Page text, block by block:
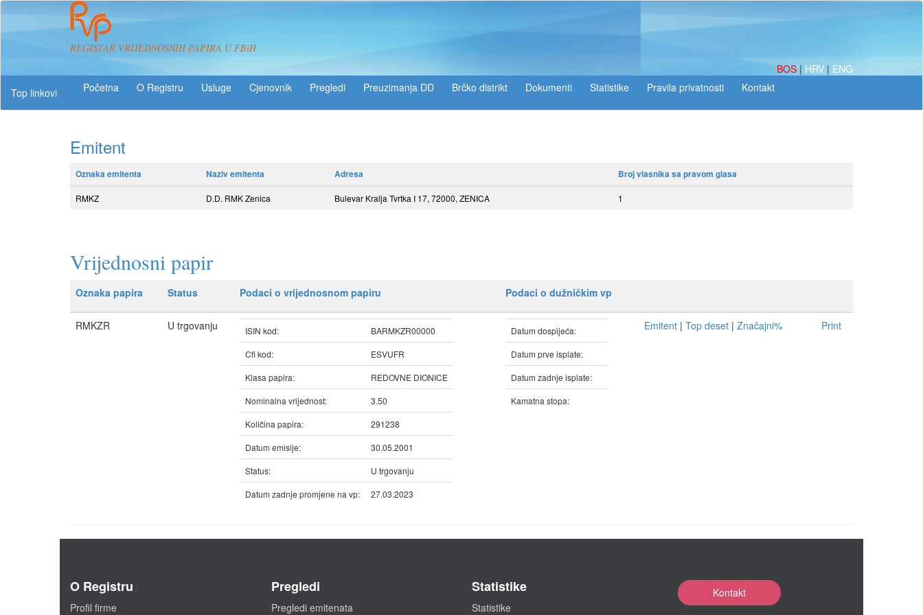
REGISTAR VRIJEDNOSNIH PAPIRA U FBiH
BOS | HRV | ENG
Top linkovi
O Registru Usluge Pregledi Preuzimanja DD Brčko distrikt Dokumenti Statistike
Emitent
Oznaka emitenta Naziv emitenta Adresa Broj vlasnika sa pravom glasa
RMKZ D.D. RMK Zenica Bulevar Kralja Tvrtka I 17, 72000, ZENICA 1
Vrijednosni papir
Oznaka papira Status Podaci o vrijednosnom papiru Podaci o dužničkim vp
RMKZR U trgovanju ISIN kod:
BARMKZR00000
Cfi kod:
ESVUFR
Klasa papira:
REDOVNE DIONICE
Nominalna vrijednost:
3.50
Količina papira:
291238
Datum emisije:
30.05.2001
Status:
U trgovanju
Datum zadnje promjene na vp:
27.03.2023
Datum dospijeća:
Datum prve isplate:
Datum zadnje isplate:
Kamatna stopa:
Emitent | Top deset | Značajni% Print
O Registru
Profil firme
Pregledi
Pregledi emitenata
Statistike
Statistike
Kontakt